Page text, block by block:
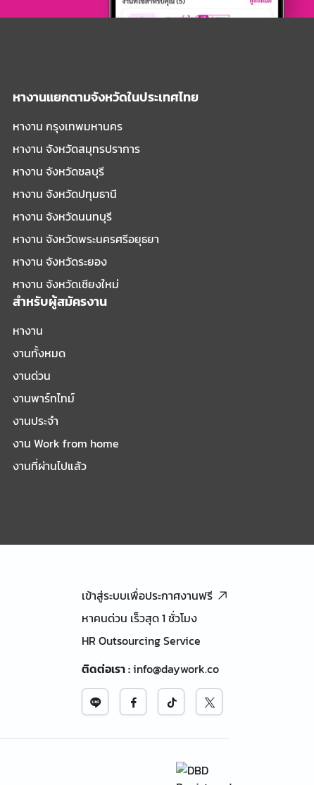
หางานแยกตามจังหวัดในประเทศไทย
หางาน กรุงเทพมหานคร
หางาน จังหวัดสมุทรปราการ
หางาน จังหวัดชลบุรี
หางาน จังหวัดปทุมธานี
หางาน จังหวัดนนทบุรี
หางาน จังหวัดพระนครศรีอยุธยา
หางาน จังหวัดระยอง
หางาน จังหวัดเชียงใหม่
สำหรับผู้สมัครงาน
หางาน
งานทั้งหมด
งานด่วน
งานพาร์ทไทม์
งานประจำ
งาน Work from home
งานที่ผ่านไปแล้ว
เข้าสู่ระบบเพื่อประกาศงานฟรี
หาคนด่วน เร็วสุด 1 ชั่วโมง
HR Outsourcing Service
ติดต่อเรา:info@daywork.co